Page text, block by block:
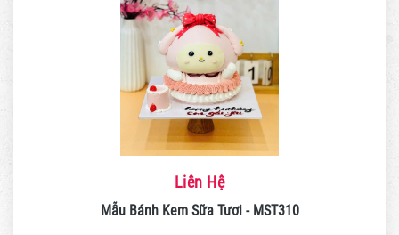
Liên Hệ
Mẫu Bánh Kem Sữa Tươi - MST310